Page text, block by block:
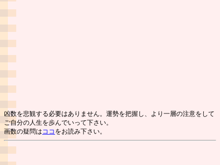
凶数を悲観する必要はありません。運勢を把握し、より一層の注意をして
ご自分の人生を歩んでいって下さい。
画数の疑問は ココ をお読み下さい。